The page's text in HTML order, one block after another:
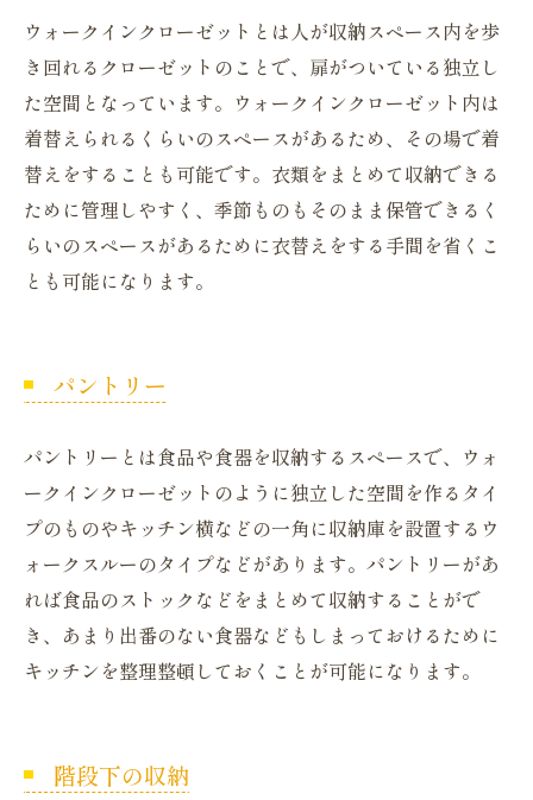
ウォークインクローゼットとは人が収納スペース内を歩
き回れるクローゼットのことで、扉がついている独立し
た空間となっています。ウォークインクローゼット内は
着替えられるくらいのスペースがあるため、その場で着
替えをすることも可能です。衣類をまとめて収納できる
ために管理しやすく、季節ものもそのまま保管できるく
らいのスペースがあるために衣替えをする手間を省くこ
とも可能になります。
パントリー
パントリーとは食品や食器を収納するスペースで、ウォ
ークインクローゼットのように独立した空間を作るタイ
プのものやキッチン横などの一角に収納庫を設置するウ
ォークスルーのタイプなどがあります。パントリーがあ
れば食品のストックなどをまとめて収納することがで
き、あまり出番のない食器などもしまっておけるために
キッチンを整理整頓しておくことが可能になります。
階段下の収納